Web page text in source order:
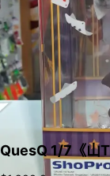
QuesQ 1/7《山